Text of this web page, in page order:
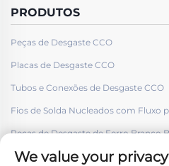
PRODUTOS
Peças de Desgaste CCO
Placas de Desgaste CCO
Tubos e Conexões de Desgaste CCO
Fios de Solda Nucleados com Fluxo
Peças de Desgaste de Ferro Branco
We value your privacy